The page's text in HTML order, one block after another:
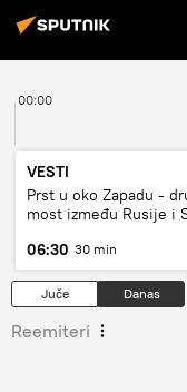
00:00
VESTI
Prst u oko Zapadu -
most između Rusije i
06:30 30 min
Juče Danas
Reemiteri